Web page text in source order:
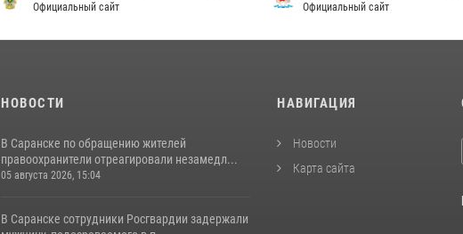
Официальный сайт Официальный сайт
НОВОСТИ
В Саранске по обращению жителей
правоохранители отреагировали незамедл...
05 августа 2026, 15:04
В Саранске сотрудники Росгвардии задержали
НАВИГАЦИЯ
Новости
Карта сайта